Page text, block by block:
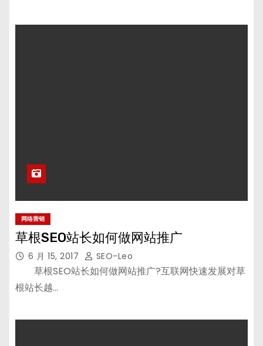
网络营销
草根SEO站长如何做网站推广
6 月 15, 2017 SEO-Leo
草根SEO站长如何做网站推广?互联网快速发展对草
根站长越…